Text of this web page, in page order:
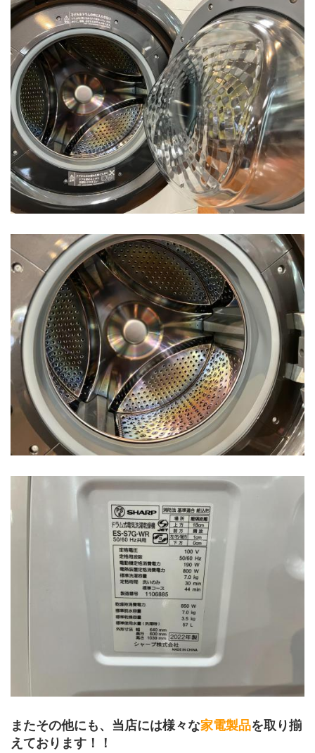
﻿またその他にも、当店には様々な家電製品を取り揃
えております！！